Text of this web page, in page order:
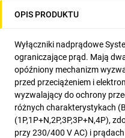
OPIS PRODUKTU
Wyłączniki nadprądowe
ograniczające prąd. Mają
opóźniony mechanizm
przed przeciążeniem i
wyzwalający do ochrony
różnych charakterystykach
(1P,1P+N,2P,3P,3P+N,4P),
przy 230/400 V AC) i